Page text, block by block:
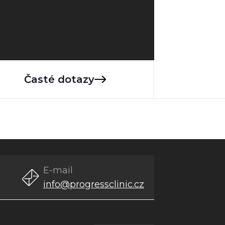
Časté dotazy
E-mail
info@progressclinic.cz